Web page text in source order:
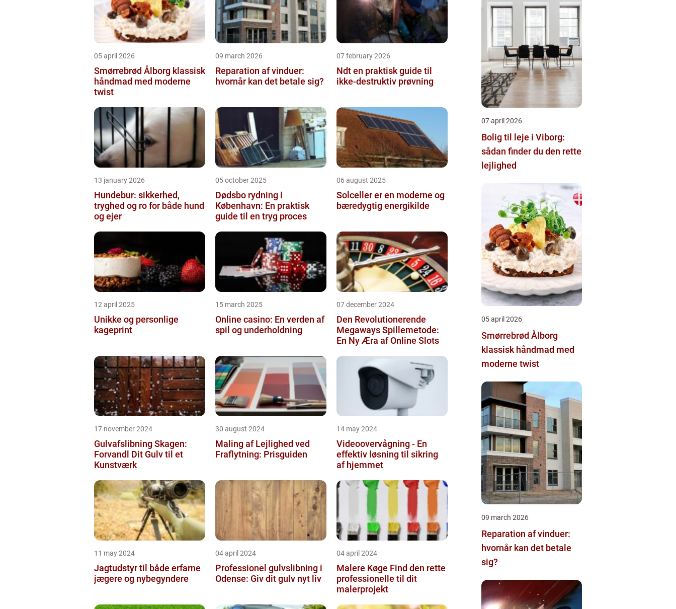
05 april 2026
Smørrebrød Ålborg klassisk
håndmad med moderne
twist
09 march 2026
Reparation af vinduer:
hvornår kan det betale sig?
07 february 2026
Ndt en praktisk guide til
ikke-destruktiv prøvning
13 january 2026
Hundebur: sikkerhed,
tryghed og ro for både hund
og ejer
05 october 2025
Dødsbo rydning i
København: En praktisk
guide til en tryg proces
06 august 2025
Solceller er en moderne og
bæredygtig energikilde
12 april 2025
Unikke og personlige
kageprint
15 march 2025
Online casino: En verden af
spil og underholdning
07 december 2024
Den Revolutionerende
Megaways Spillemetode:
En Ny Æra af Online Slots
17 november 2024
Gulvafslibning Skagen:
Forvandl Dit Gulv til et
Kunstværk
30 august 2024
Maling af Lejlighed ved
Fraflytning: Prisguiden
14 may 2024
Videoovervågning - En
effektiv løsning til sikring
af hjemmet
11 may 2024
Jagtudstyr til både erfarne
jægere og nybegyndere
04 april 2024
Professionel gulvslibning i
Odense: Giv dit gulv nyt liv
04 april 2024
Malere Køge Find den rette
professionelle til dit
malerprojekt
07 april 2026
Bolig til leje i Viborg:
sådan finder du den rette
lejlighed
05 april 2026
Smørrebrød Ålborg
klassisk håndmad med
moderne twist
09 march 2026
Reparation af vinduer:
hvornår kan det betale
sig?